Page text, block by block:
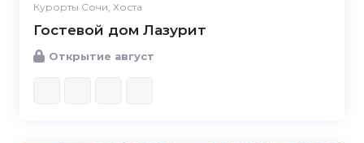
Курорты Сочи, Хоста
Гостевой дом Лазурит
Открытие август